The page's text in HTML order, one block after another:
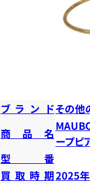
ブランドその他
商品名
ープピ
型番
買取時期2025